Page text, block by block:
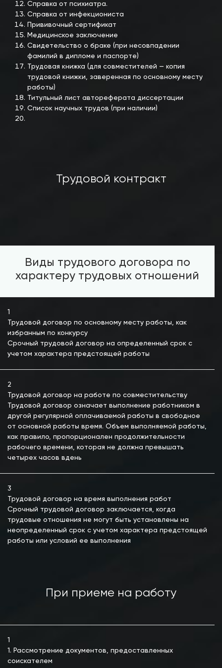
Справка от психиатра.
Справка от инфекциониста
Прививочный сертификат
Медицинское заключение
Свидетельство о браке (при несовпадении
фамилий в дипломе и паспорте)
Трудовая книжка (для совместителей — копия
трудовой книжки, заверенная по основному месту
работы)
Титульный лист автореферата диссертации
Список научных трудов (при наличии)
Трудовой контракт
Виды трудового договора по
характеру трудовых отношений
1
Трудовой договор по основному месту работы, как
избранным по конкурсу
Срочный трудовой договор на определенный срок с
учетом характера предстоящей работы
2
Трудовой договор на работе по совместительству
Трудовой договор означает выполнение работником в
другой регулярной оплачиваемой работы в свободное
от основной работы время. Объем выполняемой работы,
как правило, пропорционален продолжительности
рабочего времени, которая не должна превышать
четырех часов вдень
3
Трудовой договор на время выполнения работ
Срочный трудовой договор заключается, когда
трудовые отношения не могут быть установлены на
неопределенный срок с учетом характера предстоящей
работы или условий ее выполнения
При приеме на работу
1
1. Рассмотрение документов, предоставленных
соискателем